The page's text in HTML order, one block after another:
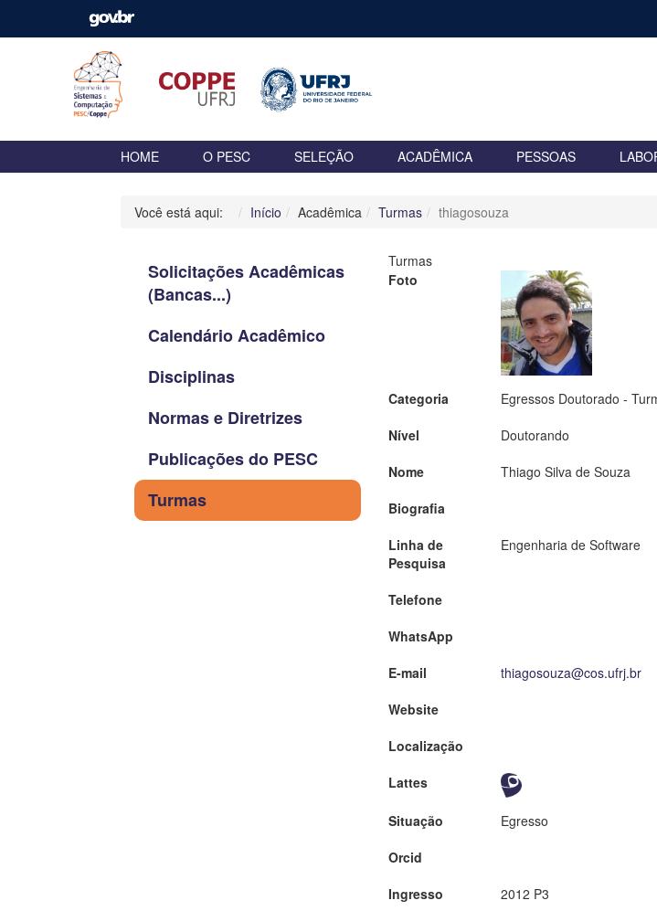
HOME O PESC SELEÇÃO ACADÊMICA PESSOAS
Você está aqui: Início Acadêmica Turmas thiagosouza
Solicitações Acadêmicas
(Bancas...)
Calendário Acadêmico
Disciplinas
Normas e Diretrizes
Publicações do PESC
Turmas
Turmas
Foto
Categoria
Egressos Doutorado -
Nível
Doutorando
Nome
Thiago Silva de Souza
Biografia
Linha de
Pesquisa
Engenharia de Software
Telefone
WhatsApp
E-mail
thiagosouza@cos.ufrj.br
Website
Localização
Lattes
Situação
Egresso
Orcid
Ingresso
2012 P3